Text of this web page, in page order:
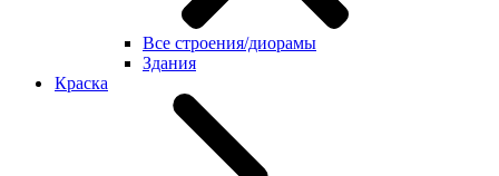
Все строения/диорамы
Здания
Краска